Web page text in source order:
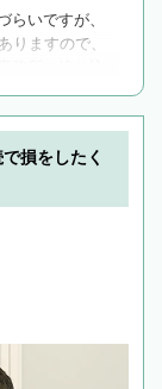
らいですが、
りますので、
務所に絞り込
損をしたく